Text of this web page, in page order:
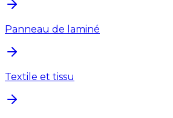
Panneau de laminé
Textile et tissu